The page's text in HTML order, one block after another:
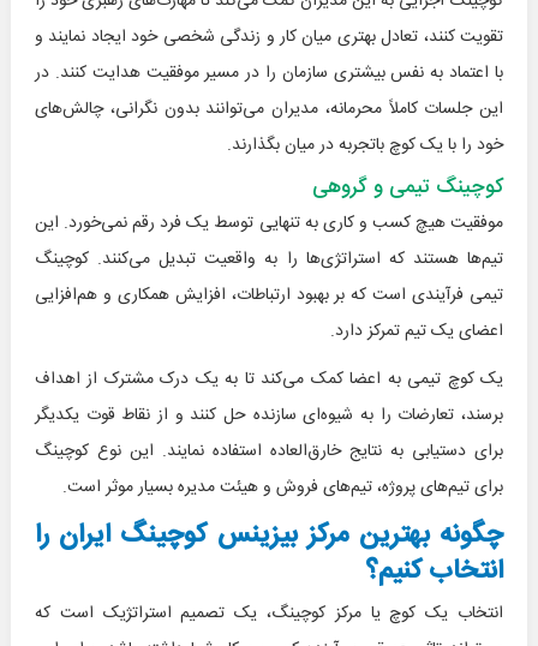
تقویت کنند، تعادل بهتری میان کار و زندگی شخصی خود ایجاد نمایند و
با اعتماد به نفس بیشتری سازمان را در مسیر موفقیت هدایت کنند. در
این جلسات کاملاً محرمانه، مدیران می‌توانند بدون نگرانی، چالش‌های
خود را با یک کوچ باتجربه در میان بگذارند.
کوچینگ تیمی و گروهی
موفقیت هیچ کسب و کاری به تنهایی توسط یک فرد رقم نمی‌خورد. این
تیم‌ها هستند که استراتژی‌ها را به واقعیت تبدیل می‌کنند. کوچینگ
تیمی فرآیندی است که بر بهبود ارتباطات، افزایش همکاری و هم‌افزایی
اعضای یک تیم تمرکز دارد.
یک کوچ تیمی به اعضا کمک می‌کند تا به یک درک مشترک از اهداف
برسند، تعارضات را به شیوه‌ای سازنده حل کنند و از نقاط قوت یکدیگر
برای دستیابی به نتایج خارق‌العاده استفاده نمایند. این نوع کوچینگ
برای تیم‌های پروژه، تیم‌های فروش و هیئت مدیره بسیار موثر است.
چگونه بهترین مرکز بیزینس کوچینگ ایران را
انتخاب کنیم؟
انتخاب یک کوچ یا مرکز کوچینگ، یک تصمیم استراتژیک است که